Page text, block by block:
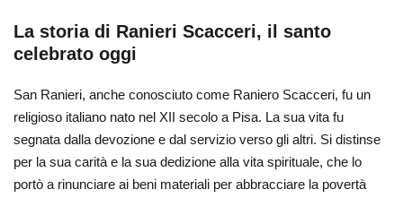
La storia di Ranieri Scacceri, il santo
celebrato oggi
San Ranieri, anche conosciuto come Raniero Scacceri, fu un
religioso italiano nato nel XII secolo a Pisa. La sua vita fu
segnata dalla devozione e dal servizio verso gli altri. Si distinse
per la sua carità e la sua dedizione alla vita spirituale, che lo
portò a rinunciare ai beni materiali per abbracciare la povertà